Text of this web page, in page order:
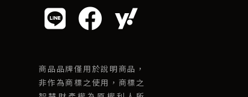
商品品牌僅用於說明商品，
非作為商標之使用，商標之